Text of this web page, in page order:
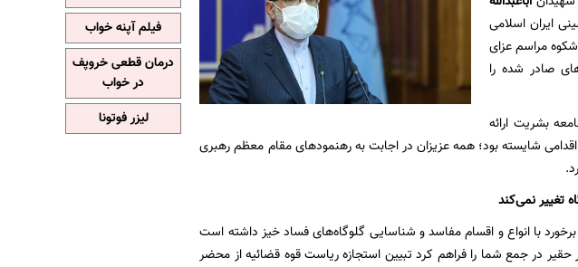
ایران اسلامی
مراسم عزای
صادر شده را
بشریت ارائه
شایسته بود؛ همه عزیزان در اجابت به رهنمودهای مقام معظم رهبری
تغییر نمی‌کند
برخورد با انواع و اقسام مفاسد و شناسایی گلوگاه‌های فساد خیز داشته است
در جمع شما را فراهم کرد تبیین استجازه ریاست قوه قضائیه از محضر
فیلم آپنه خواب
درمان قطعی خروپف
در خواب
لیزر فوتونا